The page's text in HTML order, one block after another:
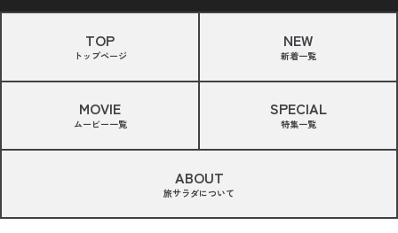
TOP
トップページ
NEW
新着一覧
MOVIE
ムービー一覧
SPECIAL
特集一覧
ABOUT
旅サラダについて